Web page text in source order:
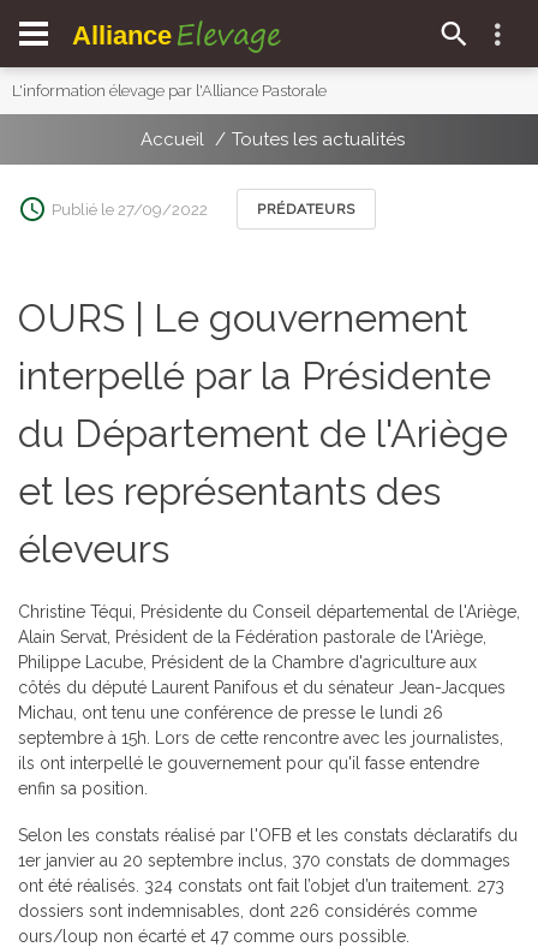
Alliance Elevage
L'information élevage par l'Alliance Pastorale
Accueil Toutes les actualités
Publié le 27/09/2022 PRÉDATEURS
OURS | Le gouvernement
interpellé par la Présidente
du Département de l'Ariège
et les représentants des
éleveurs
Christine Téqui, Présidente du Conseil départemental de l'Ariège,
Alain Servat, Président de la Fédération pastorale de l'Ariège,
Philippe Lacube, Président de la Chambre d'agriculture aux
côtés du député Laurent Panifous et du sénateur Jean-Jacques
Michau, ont tenu une conférence de presse le lundi 26
septembre à 15h. Lors de cette rencontre avec les journalistes,
ils ont interpellé le gouvernement pour qu'il fasse entendre
enfin sa position.
Selon les constats réalisé par l'OFB et les constats déclaratifs du
1er janvier au 20 septembre inclus, 370 constats de dommages
ont été réalisés. 324 constats ont fait l’objet d’un traitement. 273
dossiers sont indemnisables, dont 226 considérés comme
ours/loup non écarté et 47 comme ours possible.